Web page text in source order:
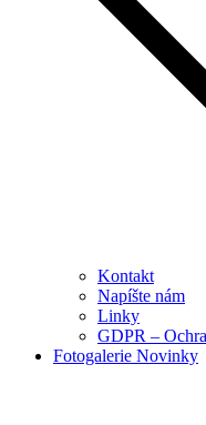
Kontakt
Napíšte nám
Linky
GDPR –
Fotogalerie Novinky